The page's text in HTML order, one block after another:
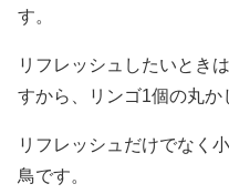
す。
リフレッシュしたいとき
すから、リンゴ1個の丸か
リフレッシュだけでなく
鳥です。